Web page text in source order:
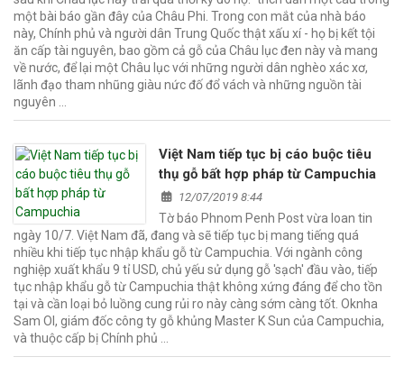
một bài báo gần đây của Châu Phi. Trong con mắt của nhà báo
này, Chính phủ và người dân Trung Quốc thật xấu xí - họ bị kết tội
ăn cấp tài nguyên, bao gồm cả gỗ của Châu lục đen này và mang
về nước, để lại một Châu lục với những người dân nghèo xác xơ,
lãnh đạo tham nhũng giàu nức đố đổ vách và những nguồn tài
nguyên …
Việt Nam tiếp tục bị cáo buộc tiêu
thụ gỗ bất hợp pháp từ Campuchia
12/07/2019 8:44
Tờ báo Phnom Penh Post vừa loan tin
ngày 10/7. Việt Nam đã, đang và sẽ tiếp tục bị mang tiếng quá
nhiều khi tiếp tục nhập khẩu gỗ từ Campuchia. Với ngành công
nghiệp xuất khẩu 9 tỉ USD, chủ yếu sử dụng gỗ 'sạch' đầu vào, tiếp
tục nhập khẩu gỗ từ Campuchia thật không xứng đáng để cho tồn
tại và cần loại bỏ luồng cung rủi ro này càng sớm càng tốt. Oknha
Sam Ol, giám đốc công ty gỗ khủng Master K Sun của Campuchia,
và thuộc cấp bị Chính phủ …